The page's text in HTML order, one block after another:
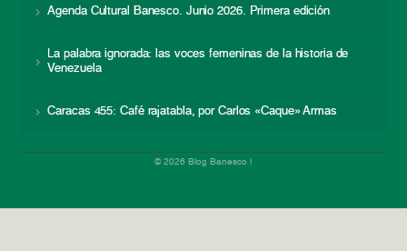
Agenda Cultural Banesco. Junio 2026. Primera edición
La palabra ignorada: las voces femeninas de la historia de
Venezuela
Caracas 455: Café rajatabla, por Carlos «Caque» Armas
© 2026 Blog Banesco |